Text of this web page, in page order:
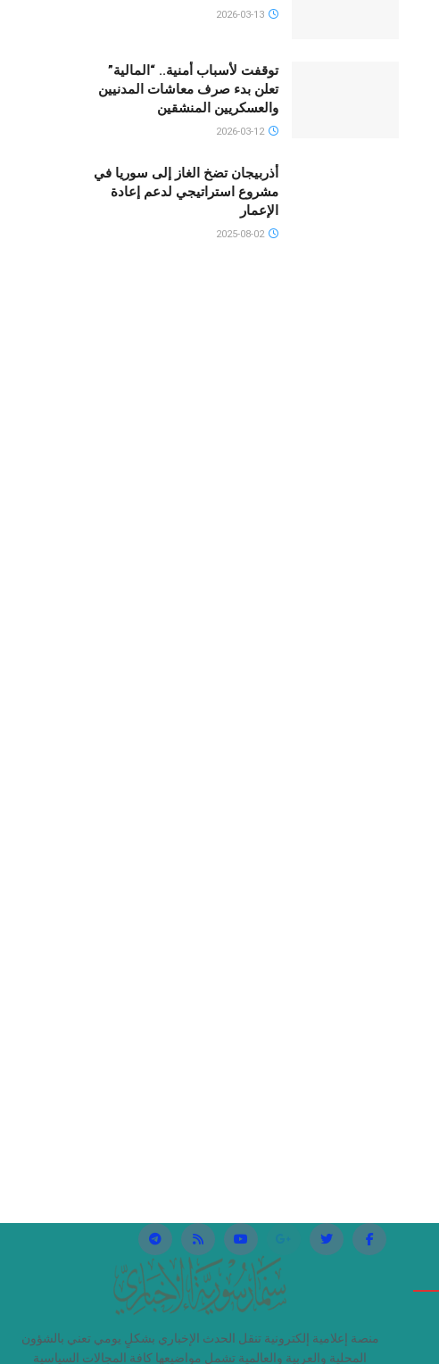
توقفت لأسباب أمنية.. “المالية”
تعلن بدء صرف معاشات المدنيين
والعسكريين المنشقين
2026-03-12
أذربيجان تضخ الغاز إلى سوريا في
مشروع استراتيجي لدعم إعادة
الإعمار
2025-08-02
منصة إعلامية إلكترونية تنقل الحدث الإخباري بشكلٍ يومي تعني بالشؤون
المحلية والعربية والعالمية تشمل مواضيعها كافة المجالات السياسية